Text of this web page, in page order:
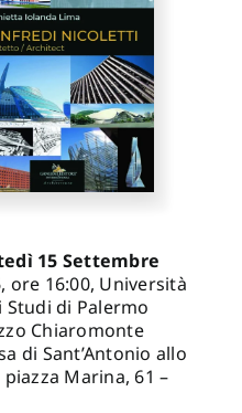
15 Settembre
ore 16:00, Università
Studi di Palermo
Chiaromonte
di Sant’Antonio allo
Marina, 61 –